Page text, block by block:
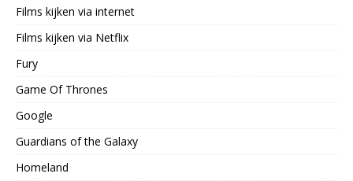
Films kijken via internet
Films kijken via Netflix
Fury
Game Of Thrones
Google
Guardians of the Galaxy
Homeland